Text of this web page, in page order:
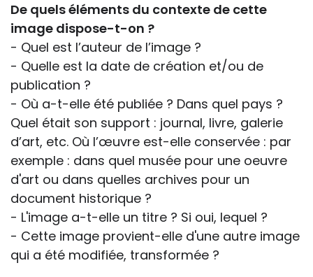
De quels éléments du contexte de cette
image dispose-t-on ?
- Quel est l’auteur de l’image ?
- Quelle est la date de création et/ou de
publication ?
- Où a-t-elle été publiée ? Dans quel pays ?
Quel était son support : journal, livre, galerie
d’art, etc. Où l’œuvre est-elle conservée : par
exemple : dans quel musée pour une oeuvre
d'art ou dans quelles archives pour un
document historique ?
- L'image a-t-elle un titre ? Si oui, lequel ?
- Cette image provient-elle d'une autre image
qui a été modifiée, transformée ?